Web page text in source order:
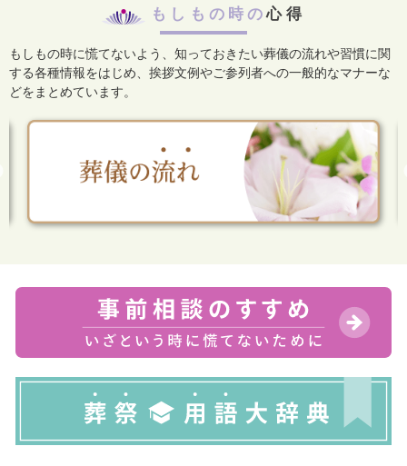
もしもの時の心得
もしもの時に慌てないよう、知っておきたい葬儀の流れや習慣に関
する各種情報をはじめ、 挨拶文例やご参列者への一般的なマナーな
どをまとめています。